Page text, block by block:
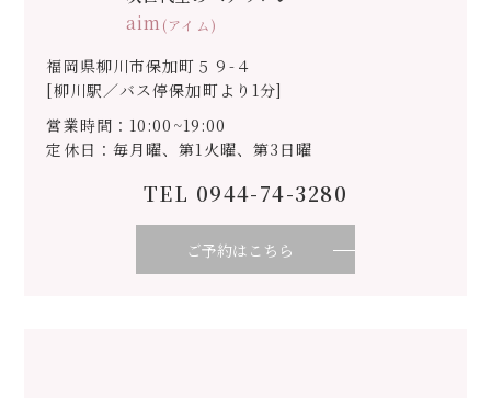
aim (アイム)
福岡県柳川市保加町５９-４
[柳川駅／バス停保加町より1分]
営業時間：10:00~19:00
定休日：毎月曜、第1火曜、第3日曜
TEL 0944-74-3280
ご予約はこちら